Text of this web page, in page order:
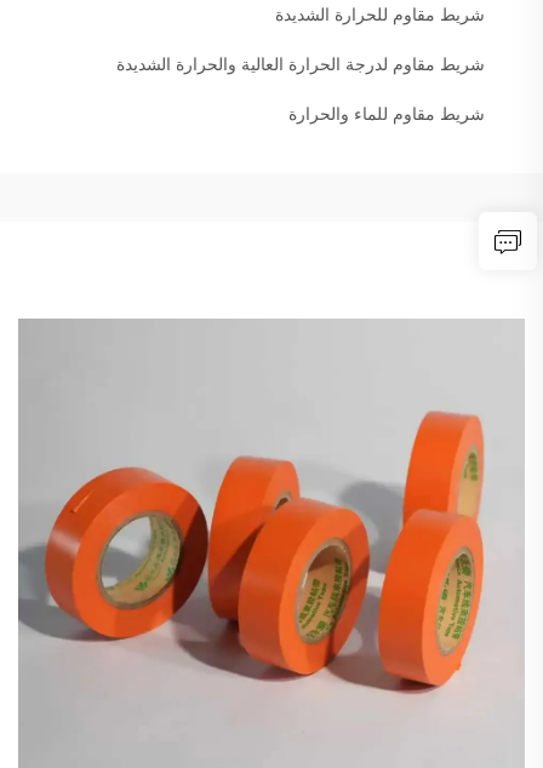
شريط مقاوم للحرارة الشديدة
شريط مقاوم لدرجة الحرارة العالية والحرارة الشديدة
شريط مقاوم للماء والحرارة